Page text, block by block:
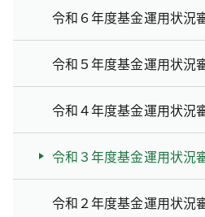
令和６年度基金運用状況
令和５年度基金運用状況
令和４年度基金運用状況
令和３年度基金運用状況
令和２年度基金運用状況